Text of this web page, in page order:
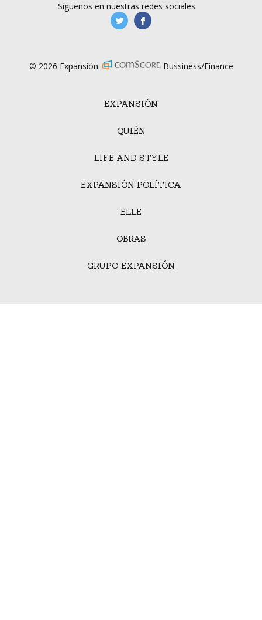
EXPANSIÓN
QUIÉN
LIFE AND STYLE
EXPANSIÓN POLÍTICA
ELLE
OBRAS
GRUPO EXPANSIÓN
Síguenos en nuestras redes sociales:
manufacturaGE
© 2026 Expansión. Bussiness/Finance